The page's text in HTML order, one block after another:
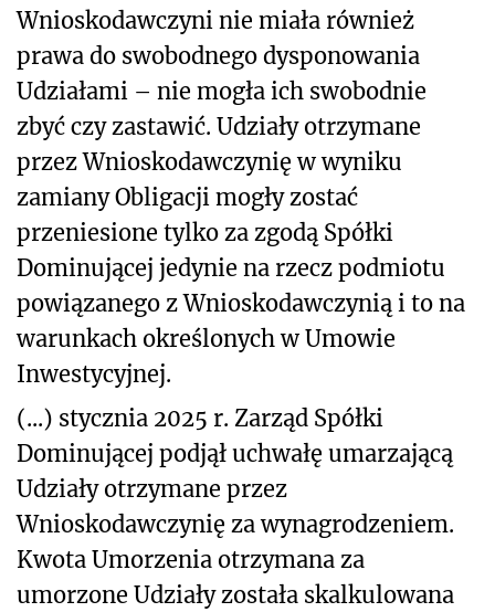
Wnioskodawczyni nie miała również
prawa do swobodnego dysponowania
Udziałami – nie mogła ich swobodnie
zbyć czy zastawić. Udziały otrzymane
przez Wnioskodawczynię w wyniku
zamiany Obligacji mogły zostać
przeniesione tylko za zgodą Spółki
Dominującej jedynie na rzecz podmiotu
powiązanego z Wnioskodawczynią i to na
warunkach określonych w Umowie
Inwestycyjnej.
(...) stycznia 2025 r. Zarząd Spółki
Dominującej podjął uchwałę umarzającą
Udziały otrzymane przez
Wnioskodawczynię za wynagrodzeniem.
Kwota Umorzenia otrzymana za
umorzone Udziały została skalkulowana